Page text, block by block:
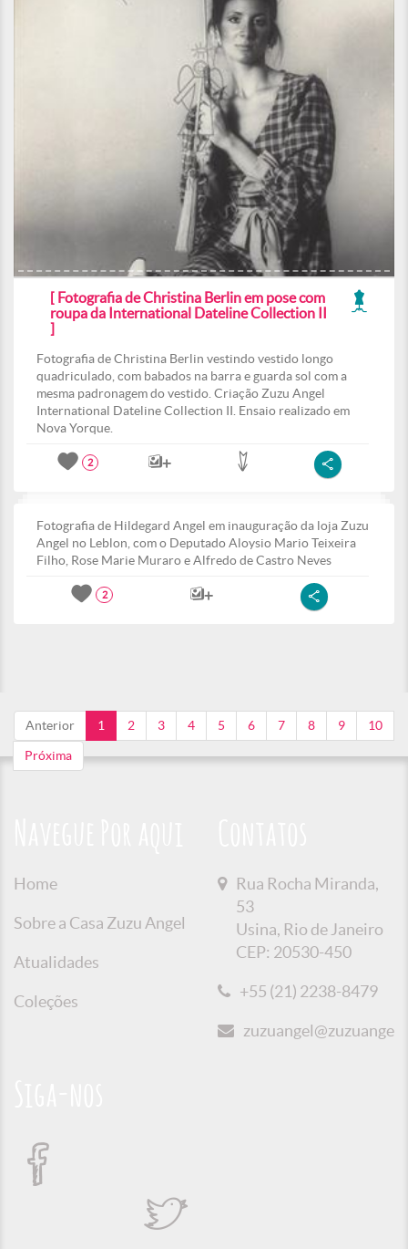
[ Fotografia de Christina Berlin em pose com
roupa da International Dateline Collection II
]
Fotografia de Christina Berlin vestindo vestido longo
quadriculado, com babados na barra e guarda sol com a
mesma padronagem do vestido. Criação Zuzu Angel
International Dateline Collection II. Ensaio realizado em
Nova Yorque.
2
Fotografia de Hildegard Angel em inauguração da loja Zuzu
Angel no Leblon, com o Deputado Aloysio Mario Teixeira
Filho, Rose Marie Muraro e Alfredo de Castro Neves
2
Anterior 1 2 3 4 5 6 7 8 9 10
Próxima
Home
Sobre a Casa Zuzu Angel
Atualidades
Coleções
Rua Rocha Miranda,
53
Usina, Rio de Janeiro
CEP: 20530-450
+55 (21) 2238-8479